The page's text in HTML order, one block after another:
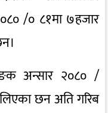
/० ८१मा ७हजार
अन्सार २०८० /
छन अति गरिब